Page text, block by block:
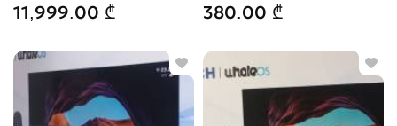
11,999.00 ₾ 380.00 ₾